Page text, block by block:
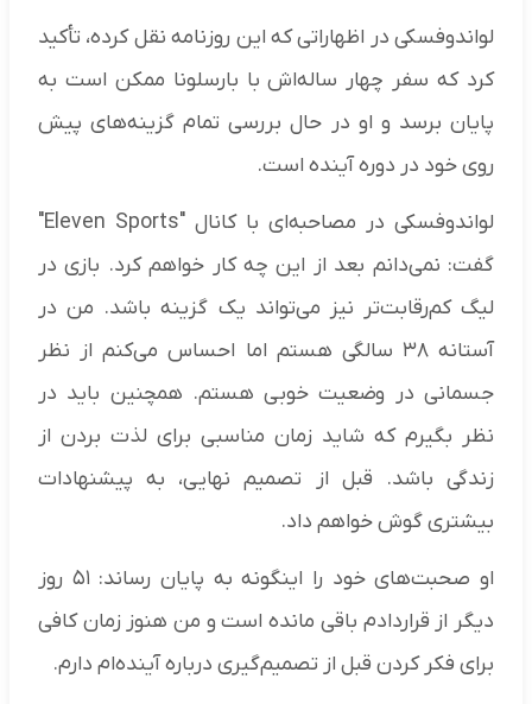
لواندوفسکی در اظهاراتی که این روزنامه نقل کرده، تأکید
کرد که سفر چهار ساله‌اش با بارسلونا ممکن است به
پایان برسد و او در حال بررسی تمام گزینه‌های پیش
روی خود در دوره آینده است.
لواندوفسکی در مصاحبه‌ای با کانال "Eleven Sports"
گفت: نمی‌دانم بعد از این چه کار خواهم کرد. بازی در
لیگ کم‌رقابت‌تر نیز می‌تواند یک گزینه باشد. من در
آستانه ۳۸ سالگی هستم اما احساس می‌کنم از نظر
جسمانی در وضعیت خوبی هستم. همچنین باید در
نظر بگیرم که شاید زمان مناسبی برای لذت بردن از
زندگی باشد. قبل از تصمیم نهایی، به پیشنهادات
بیشتری گوش خواهم داد.
او صحبت‌های خود را اینگونه به پایان رساند: ۵۱ روز
دیگر از قراردادم باقی مانده است و من هنوز زمان کافی
برای فکر کردن قبل از تصمیم‌گیری درباره آینده‌ام دارم.